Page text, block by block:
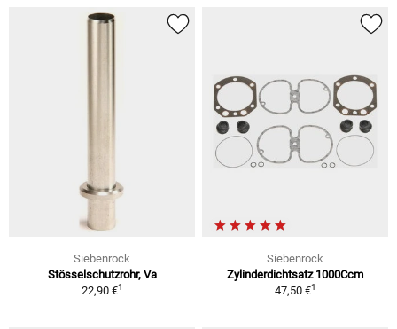
Siebenrock
Stösselschutzrohr, Va
22,90 €1
Siebenrock
Zylinderdichtsatz 1000Ccm
47,50 €1